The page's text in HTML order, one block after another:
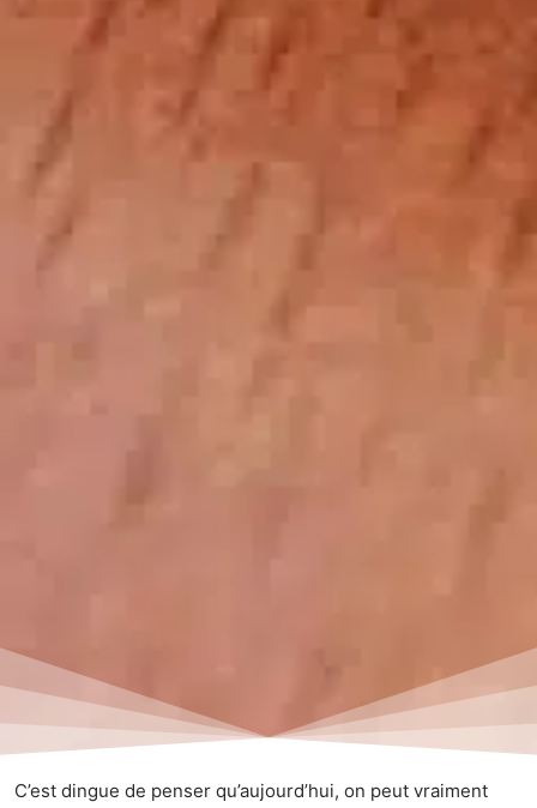
C’est dingue de penser qu’aujourd’hui, on peut vraiment